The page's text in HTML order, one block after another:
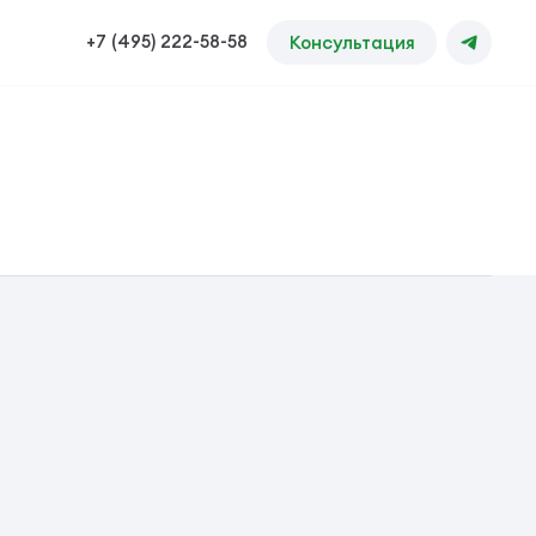
+7 (495) 222-58-58 Консультация